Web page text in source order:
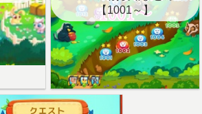
【1001～】